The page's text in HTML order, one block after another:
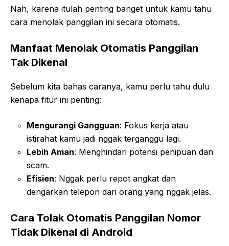
Nah, karena itulah penting banget untuk kamu tahu
cara menolak panggilan ini secara otomatis.
Manfaat Menolak Otomatis Panggilan
Tak Dikenal
Sebelum kita bahas caranya, kamu perlu tahu dulu
kenapa fitur ini penting:
Mengurangi Gangguan: Fokus kerja atau
istirahat kamu jadi nggak terganggu lagi.
Lebih Aman: Menghindari potensi penipuan dan
scam.
Efisien: Nggak perlu repot angkat dan
dengarkan telepon dari orang yang nggak jelas.
Cara Tolak Otomatis Panggilan Nomor
Tidak Dikenal di Android